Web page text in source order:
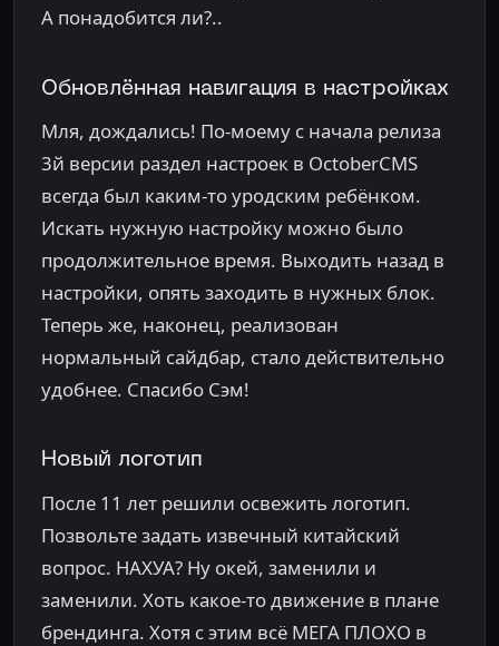
А понадобится ли?..
Обновлённая навигация в настройках
Мля, дождались! По-моему с начала релиза
3й версии раздел настроек в OctoberCMS
всегда был каким-то уродским ребёнком.
Искать нужную настройку можно было
продолжительное время. Выходить назад в
настройки, опять заходить в нужных блок.
Теперь же, наконец, реализован
нормальный сайдбар, стало действительно
удобнее. Спасибо Сэм!
Новый логотип
После 11 лет решили освежить логотип.
Позвольте задать извечный китайский
вопрос. НАХУА? Ну окей, заменили и
заменили. Хоть какое-то движение в плане
брендинга. Хотя с этим всё МЕГА ПЛОХО в